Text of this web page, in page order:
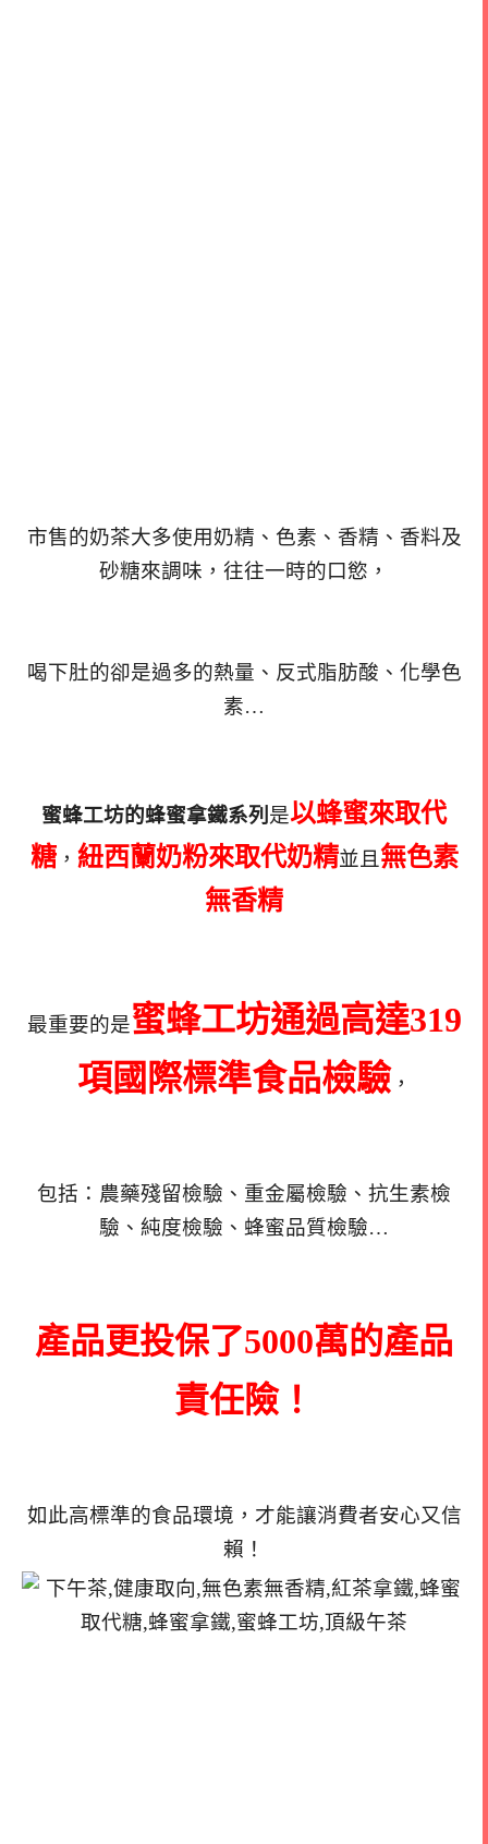
市售的奶茶大多使用奶精、色素、香精、香料及
砂糖來調味，往往一時的口慾，
喝下肚的卻是過多的熱量、反式脂肪酸、化學色
素…
蜜蜂工坊的蜂蜜拿鐵系列 是以蜂蜜來取代
糖， 紐西蘭奶粉來取代奶精並且 無色素
無香精
最重要的是蜜蜂工坊通過高達319
項國際標準食品檢驗，
包括：農藥殘留檢驗、重金屬檢驗、抗生素檢
驗、純度檢驗、蜂蜜品質檢驗…
產品更投保了5000萬的產品
責任險！
如此高標準的食品環境， 才能讓消費者安心又信
賴！